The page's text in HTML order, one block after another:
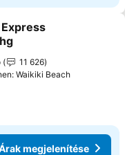
a kedvencekhez
11 626
Waikiki Beach
megjelenítése